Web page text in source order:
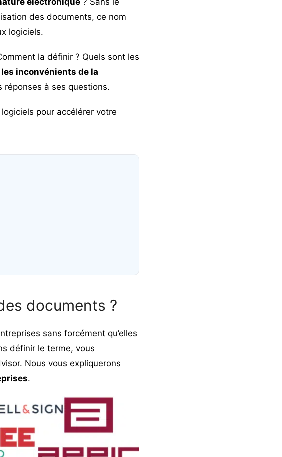
des documents, ce nom
logiciels.
la définir ? Quels sont les
inconvénients de la
réponses à ses questions.
pour accélérer votre
documents ?
sans forcément qu’elles
définir le terme, vous
Nous vous expliquerons
.